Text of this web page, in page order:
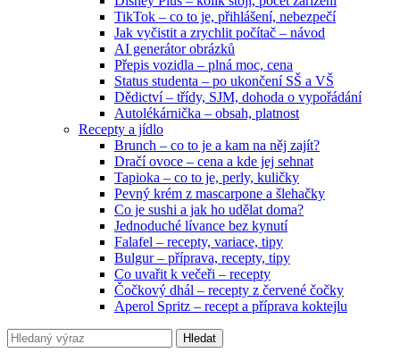
TikTok – co to je, přihlášení, nebezpečí
Jak vyčistit a zrychlit počítač – návod
AI generátor obrázků
Přepis vozidla – plná moc, cena
Status studenta – po ukončení SŠ a VŠ
Dědictví – třídy, SJM, dohoda o vypořádání
Autolékárnička – obsah, platnost
Recepty a jídlo
Brunch – co to je a kam na něj zajít?
Dračí ovoce – cena a kde jej sehnat
Tapioka – co to je, perly, kuličky
Pevný krém z mascarpone a šlehačky
Co je sushi a jak ho udělat doma?
Jednoduché lívance bez kynutí
Falafel – recepty, variace, tipy
Bulgur – příprava, recepty, tipy
Co uvařit k večeři – recepty
Čočkový dhál – recepty z červené čočky
Aperol Spritz – recept a příprava koktejlu
Hledat